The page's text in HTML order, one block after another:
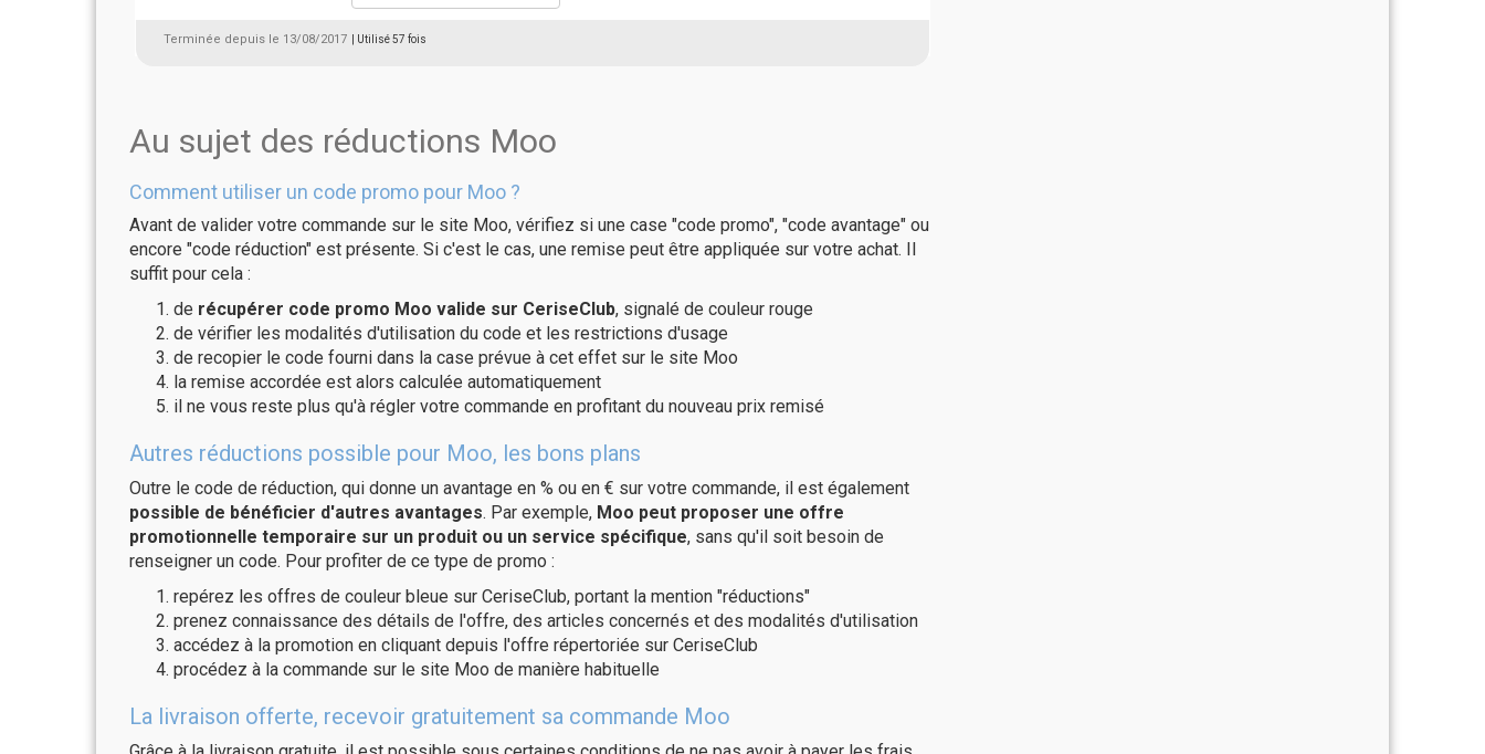
Terminée depuis le 13/08/2017 | Utilisé 57 fois
Au sujet des réductions Moo
Comment utiliser un code promo pour Moo ?
Avant de valider votre commande sur le site Moo, vérifiez si une case "code promo", "code avantage" ou
encore "code réduction" est présente. Si c'est le cas, une remise peut être appliquée sur votre achat. Il
suffit pour cela :
de récupérer code promo Moo valide sur CeriseClub, signalé de couleur rouge
de vérifier les modalités d'utilisation du code et les restrictions d'usage
de recopier le code fourni dans la case prévue à cet effet sur le site Moo
la remise accordée est alors calculée automatiquement
il ne vous reste plus qu'à régler votre commande en profitant du nouveau prix remisé
Autres réductions possible pour Moo, les bons plans
Outre le code de réduction, qui donne un avantage en % ou en € sur votre commande, il est également
possible de bénéficier d'autres avantages. Par exemple, Moo peut proposer une offre
promotionnelle temporaire sur un produit ou un service spécifique, sans qu'il soit besoin de
renseigner un code. Pour profiter de ce type de promo :
repérez les offres de couleur bleue sur CeriseClub, portant la mention "réductions"
prenez connaissance des détails de l'offre, des articles concernés et des modalités d'utilisation
accédez à la promotion en cliquant depuis l'offre répertoriée sur CeriseClub
procédez à la commande sur le site Moo de manière habituelle
La livraison offerte, recevoir gratuitement sa commande Moo